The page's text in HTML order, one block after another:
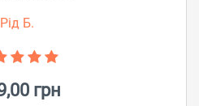
Рід Б.
грн